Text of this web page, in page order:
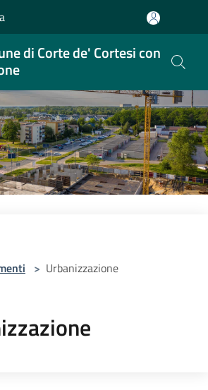
di Corte de' Cortesi con
> Urbanizzazione